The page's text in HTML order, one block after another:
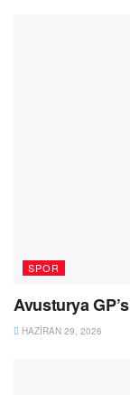
SPOR
Avusturya
HAZIRAN 29, 2026